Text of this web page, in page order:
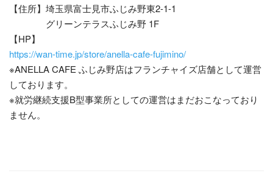
【住所】埼玉県富士見市ふじみ野東2-1-1
グリーンテラスふじみ野 1F
【HP】
https://wan-time.jp/store/anella-cafe-fujimino/
※ANELLA CAFE ふじみ野店はフランチャイズ店舗として運営
しております。
※就労継続支援B型事業所としての運営はまだおこなっており
ません。